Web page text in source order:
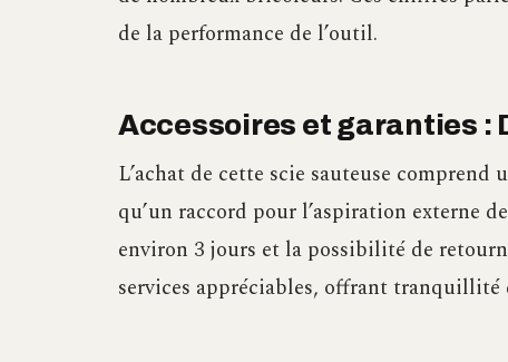
de la performance de l’outil.
Accessoires et garanties :
L’achat de cette scie sauteuse
qu’un raccord pour l’aspiration externe
environ 3 jours et la possibilité de
services appréciables, offrant tranquillité